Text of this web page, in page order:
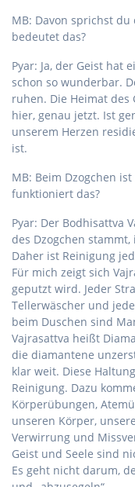
MB: Davon sprichst du
bedeutet das?
Pyar: Ja, der Geist hat
schon so wunderbar.
ruhen. Die Heimat
hier, genau jetzt. Ist
unserem Herzen
ist.
MB: Beim Dzogchen
funktioniert das?
Pyar: Der Bodhisattva
des Dzogchen
Daher ist Reinigung
Für mich zeigt sich
geputzt wird. Jeder
Tellerwäscher und
beim Duschen sind
Vajrasattva heißt
die diamantene
klar weit. Diese
Reinigung. Dazu
Körperübungen,
unseren Körper,
Verwirrung und
Geist und Seele sind
Es geht nicht darum,